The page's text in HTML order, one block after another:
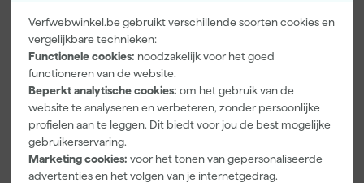
Verfwebwinkel.be gebruikt verschillende soorten cookies en
vergelijkbare technieken:
Functionele cookies: noodzakelijk voor het goed
functioneren van de website.
Beperkt analytische cookies: om het gebruik van de
website te analyseren en verbeteren, zonder persoonlijke
profielen aan te leggen. Dit biedt voor jou de best mogelijke
gebruikerservaring.
Marketing cookies: voor het tonen van gepersonaliseerde
advertenties en het volgen van je internetgedrag.
Festool
489252 SSH-
STF-
80x130/14
Schuurzool
stickfix voor
RTS 400, RS
400 - 80 x
130mm -
489252
Morgen
bezorgd
Afgelopen 30 dgn 26,89
26,10
Festool
497149 STF
Granat
Schuurschijf -
P180 - 125mm
(10st)
Morgen
bezorgd
Afgelopen 30 dgn
11,72
DUO
Morgen
bezorgd
140